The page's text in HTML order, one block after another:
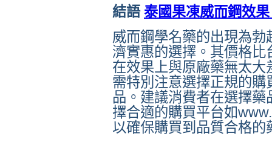
結語泰國果凍威而鋼效
威而鋼學名藥的出現為
濟實惠的選擇。其價格
在效果上與原廠藥無太
需特別注意選擇正規的
品。建議消費者在選擇
擇合適的購買平台如
以確保購買到品質合格的